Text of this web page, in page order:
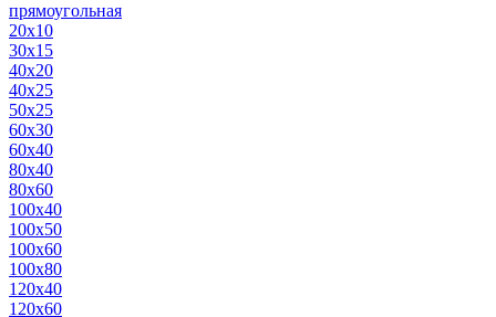
прямоугольная
20х10
30х15
40х20
40х25
50х25
60х30
60х40
80х40
80х60
100х40
100х50
100х60
100х80
120х40
120х60